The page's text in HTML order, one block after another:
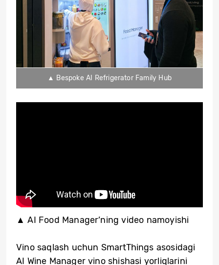
▲ Bespoke AI Refrigerator Family Hub
▲ AI Food Manager’ning video namoyishi
Vino saqlash uchun SmartThings asosidagi
AI Wine Manager vino shishasi yorliqlarini